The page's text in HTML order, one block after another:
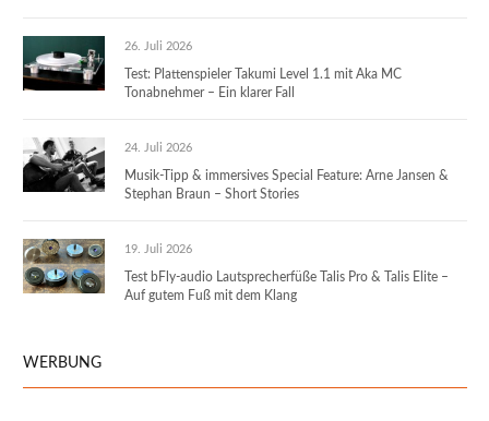
26. Juli 2026
Test: Plattenspieler Takumi Level 1.1 mit Aka MC
Tonabnehmer – Ein klarer Fall
24. Juli 2026
Musik-Tipp & immersives Special Feature: Arne Jansen &
Stephan Braun – Short Stories
19. Juli 2026
Test bFly-audio Lautsprecherfüße Talis Pro & Talis Elite –
Auf gutem Fuß mit dem Klang
WERBUNG